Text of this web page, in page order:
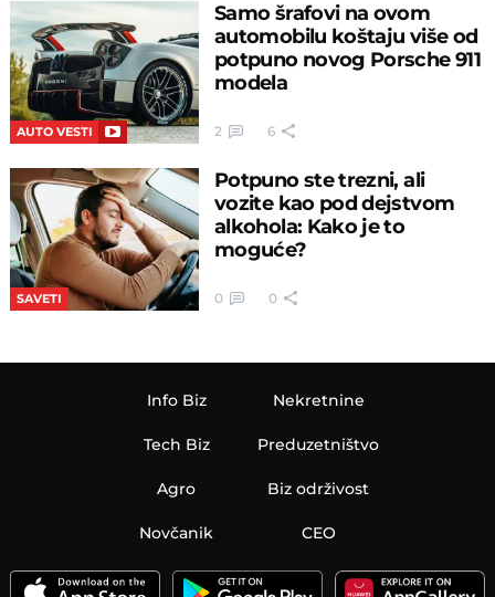
AUTO VESTI
Samo šrafovi na ovom
automobilu koštaju više od
potpuno novog Porsche 911
modela
2 6
SAVETI
Potpuno ste trezni, ali
vozite kao pod dejstvom
alkohola: Kako je to
moguće?
0 0
Info Biz
Tech Biz
Agro
Nekretnine
Preduzetništvo
Biz održivost
Novčanik CEO